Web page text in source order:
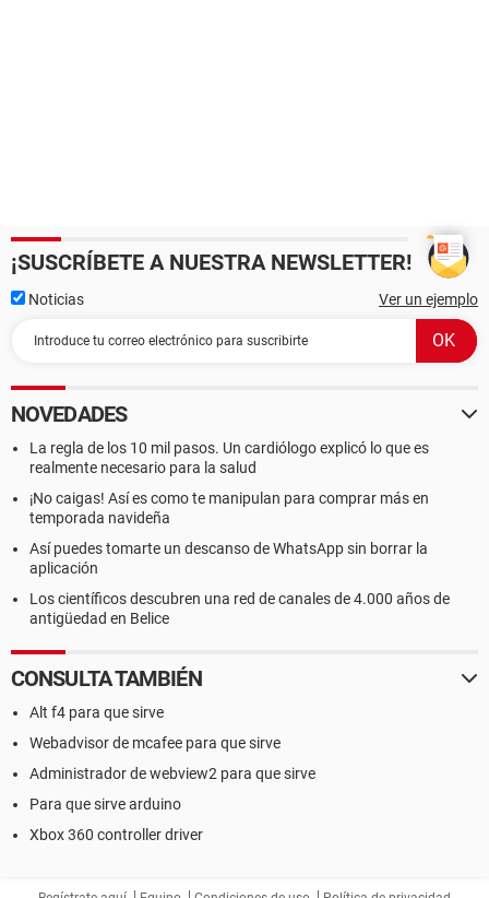
¡SUSCRÍBETE A NUESTRA NEWSLETTER!
Noticias Ver un ejemplo
NOVEDADES
La regla de los 10 mil pasos. Un cardiólogo explicó lo que es
realmente necesario para la salud
¡No caigas! Así es como te manipulan para comprar más en
temporada navideña
Así puedes tomarte un descanso de WhatsApp sin borrar la
aplicación
Los científicos descubren una red de canales de 4.000 años de
antigüedad en Belice
CONSULTA TAMBIÉN
Alt f4 para que sirve
Webadvisor de mcafee para que sirve
Administrador de webview2 para que sirve
Para que sirve arduino
Xbox 360 controller driver